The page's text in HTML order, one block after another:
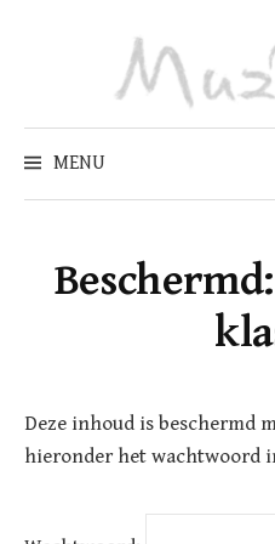
MENU
Deze inhoud is beschermd
hieronder het wachtwoord